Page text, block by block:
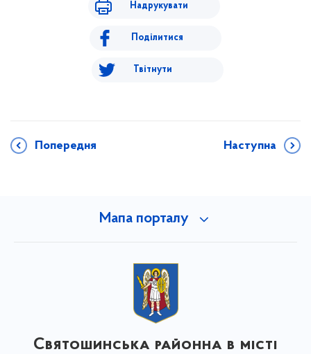
Надрукувати
Поділитися
Твітнути
Попередня Наступна
Мапа порталу
Святошинська районна в місті